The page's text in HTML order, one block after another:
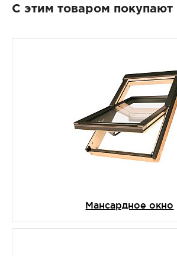
С этим товаром покупают
Мансардное окно